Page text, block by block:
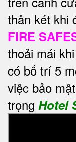
thân két khi
FIRE
thoải mái
có bố trí 5
việc bảo
trọng Hotel